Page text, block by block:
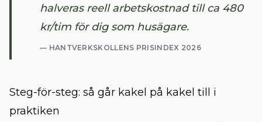
halveras reell arbetskostnad till ca 480
kr/tim för dig som husägare.
— HANTVERKSKOLLENS PRISINDEX 2026
Steg-för-steg: så går kakel på kakel till i
praktiken